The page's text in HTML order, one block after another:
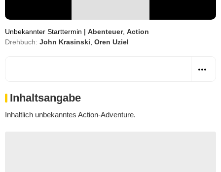
Unbekannter Starttermin | Abenteuer, Action
Drehbuch: John Krasinski Oren Uziel
Inhaltsangabe
Inhaltlich unbekanntes Action-Adventure.